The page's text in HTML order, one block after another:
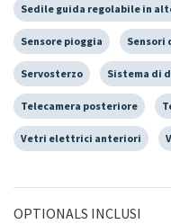
Sedile guida regolabile in
Sensore pioggia Sensori
Servosterzo Sistema di
Telecamera posteriore
Vetri elettrici anteriori
OPTIONALS INCLUSI